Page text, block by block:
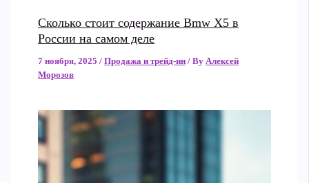
Сколько стоит содержание Bmw X5 в
России на самом деле
7 ноября, 2025/Продажа и трейд-ин / ByАлексей
Морозов